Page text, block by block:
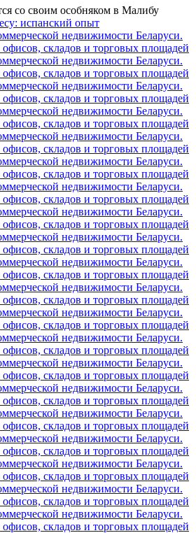
со своим особняком в Малибу
испанский опыт
недвижимости Беларуси.
складов и торговых площадей
недвижимости Беларуси.
складов и торговых площадей
недвижимости Беларуси.
складов и торговых площадей
недвижимости Беларуси.
складов и торговых площадей
недвижимости Беларуси.
складов и торговых площадей
недвижимости Беларуси.
складов и торговых площадей
недвижимости Беларуси.
складов и торговых площадей
недвижимости Беларуси.
складов и торговых площадей
недвижимости Беларуси.
складов и торговых площадей
недвижимости Беларуси.
складов и торговых площадей
недвижимости Беларуси.
складов и торговых площадей
недвижимости Беларуси.
складов и торговых площадей
недвижимости Беларуси.
складов и торговых площадей
недвижимости Беларуси.
складов и торговых площадей
недвижимости Беларуси.
складов и торговых площадей
недвижимости Беларуси.
складов и торговых площадей
недвижимости Беларуси.
складов и торговых площадей
недвижимости Беларуси.
складов и торговых площадей
недвижимости Беларуси.
складов и торговых площадей
недвижимости Беларуси.
складов и торговых площадей